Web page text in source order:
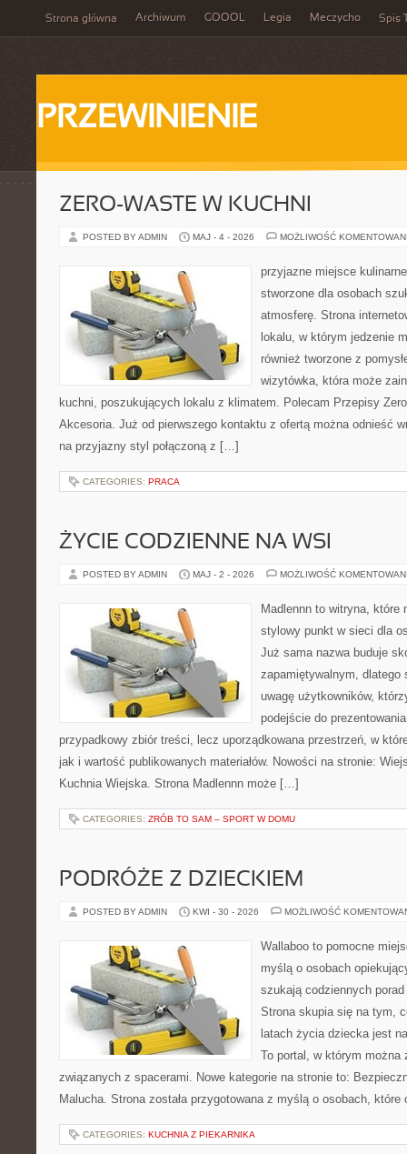
Strona główna Archiwum GOOOL Legia Meczycho Spis
PRZEWINIENIE
ZERO-WASTE W KUCHNI
POSTED BY ADMIN MAJ - 4 - 2026 MOŻLIWOŚĆ
przyjazne miejsce
stworzone dla osobach
atmosferę. Strona
lokalu, w którym jedzenie
również tworzone z
wizytówka, która może
kuchni, poszukujących lokalu z klimatem. Polecam Przepisy
Akcesoria. Już od pierwszego kontaktu z ofertą można odnieść
na przyjazny styl połączoną z […]
CATEGORIES: PRACA
ŻYCIE CODZIENNE NA WSI
POSTED BY ADMIN MAJ - 2 - 2026 MOŻLIWOŚĆ
Madlennn to witryna, które
stylowy punkt w sieci dla
Już sama nazwa buduje
zapamiętywalnym, dlatego
uwagę użytkowników,
podejście do
przypadkowy zbiór treści, lecz uporządkowana przestrzeń, w
jak i wartość publikowanych materiałów. Nowości na stronie:
Kuchnia Wiejska. Strona Madlennn może […]
CATEGORIES: ZRÓB TO SAM – SPORT W DOMU
PODRÓŻE Z DZIECKIEM
POSTED BY ADMIN KWI - 30 - 2026 MOŻLIWOŚĆ
Wallaboo to pomocne
myślą o osobach
szukają codziennych
Strona skupia się na tym,
latach życia dziecka jest
To portal, w którym można
związanych z spacerami. Nowe kategorie na stronie to:
Malucha. Strona została przygotowana z myślą o osobach,
CATEGORIES: KUCHNIA Z PIEKARNIKA